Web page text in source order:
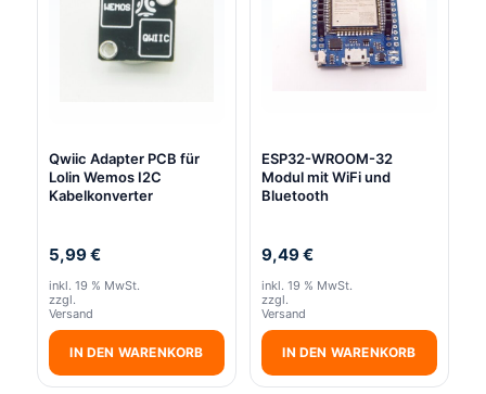
Qwiic Adapter PCB für
Lolin Wemos I2C
Kabelkonverter
5,99€
inkl. 19 % MwSt.
zzgl.
Versand
IN DEN WARENKORB
ESP32-WROOM-32
Modul mit WiFi und
Bluetooth
9,49€
inkl. 19 % MwSt.
zzgl.
Versand
IN DEN WARENKORB